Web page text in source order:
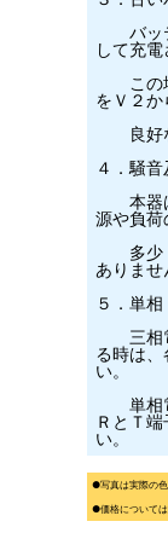
バッテ
して充電
この場
をＶ２か
良好な
４．騒
本器は
源や負荷
多少ト
ありませ
５．単
三相電
る時は、
い。
単相電
ＲとＴ
い。
●写真は実際の色
●価格については